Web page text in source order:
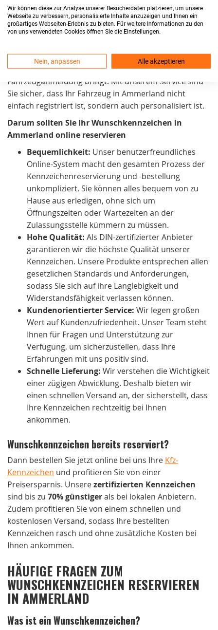
Kennzeichenreservierungsprozessmöglichst einfach
zu gestalten. Daher arbeiten wir kontinuierlich daran,
ihn noch zugänglicher zu machen. Wir sind stolz
praktisch und zeitsparend. Außerdem auch eine
persönliche Notein den Prozess der
Fahrzeuganmeldung bringt. Mit unserem Service sind
Sie sicher, dass Ihr Fahrzeug in Ammerland nicht
einfach registriert ist, sondern auch personalisiert ist.
Darum sollten Sie Ihr Wunschkennzeichen in
Ammerland online reservieren
Bequemlichkeit: Unser benutzerfreundliches
Online-System macht den gesamten Prozess der
Kennzeichenreservierung und -bestellung
unkompliziert. Sie können alles bequem von zu
Hause aus erledigen, ohne sich um
Öffnungszeiten oder Wartezeiten an der
Zulassungsstelle kümmern zu müssen.
Hohe Qualität: Als DIN-zertifizierter Anbieter
garantieren wir die höchste Qualität unserer
Kennzeichen. Unsere Produkte entsprechen allen
gesetzlichen Standards und Anforderungen,
sodass Sie sich auf ihre Langlebigkeit und
Widerstandsfähigkeit verlassen können.
Kundenorientierter Service: Wir legen großen
Wert auf Kundenzufriedenheit. Unser Team steht
Ihnen für Fragen und Unterstützung zur
Verfügung, um sicherzustellen, dass Ihre
Erfahrungen mit uns positiv sind.
Schnelle Lieferung: Wir verstehen die Wichtigkeit
einer zügigen Abwicklung. Deshalb bieten wir
einen schnellen Versand an, der sicherstellt, dass
Ihre Kennzeichen rechtzeitig bei Ihnen
ankommen.
Wunschkennzeichen bereits reserviert?
Dann bestellen Sie jetzt online bei uns Ihre Kfz-
Kennzeichen und profitieren Sie von einer
Preisersparnis. Unserezertifizierten Kennzeichen
sind bis zu 70% günstigerals bei lokalen Anbietern.
Zudem profitieren Sie von einem schnellen und
kostenlosen Versand, sodass Ihre bestellten
Kennzeichen rasch und ohne zusätzliche Kosten bei
Ihnen ankommen.
HÄUFIGE FRAGEN ZUM
WUNSCHKENNZEICHEN RESERVIEREN
IN AMMERLAND
Was ist ein Wunschkennzeichen?
Wir können diese zur Analyse unserer Besucherdaten platzieren, um unsere
Webseite zu verbessern, personalisierte Inhalte anzuzeigen und Ihnen ein
großartiges Webseiten-Erlebnis zu bieten. Für weitere Informationen zu den
von uns verwendeten Cookies öffnen Sie die Einstellungen.
Nein, anpassen Alle akzeptieren